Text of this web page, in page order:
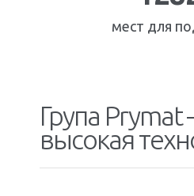
мест для
Група Prymat
высокая